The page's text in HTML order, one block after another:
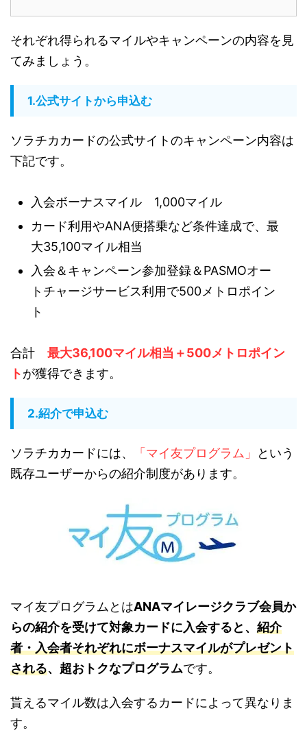
それぞれ得られるマイルやキャンペーンの内容を見
てみましょう。
1.公式サイトから申込む
ソラチカカードの公式サイトのキャンペーン内容は
下記です。
入会ボーナスマイル 1,000マイル
カード利用やANA便搭乗など条件達成で、最
大35,100マイル相当
入会＆キャンペーン参加登録＆PASMOオー
トチャージサービス利用で500メトロポイン
ト
合計 最大36,100マイル相当＋500メトロポイン
トが獲得できます。
2.紹介で申込む
ソラチカカードには、 「マイ友プログラム」
という
既存ユーザーからの紹介制度があります。
マイ友プログラムとはANAマイレージクラブ会員か
らの紹介を受けて対象カードに入会すると、 紹介
者・入会者それぞれにボーナスマイルがプレゼント
される、超おトクなプログラムです。
貰えるマイル数は入会するカードによって異なりま
す。